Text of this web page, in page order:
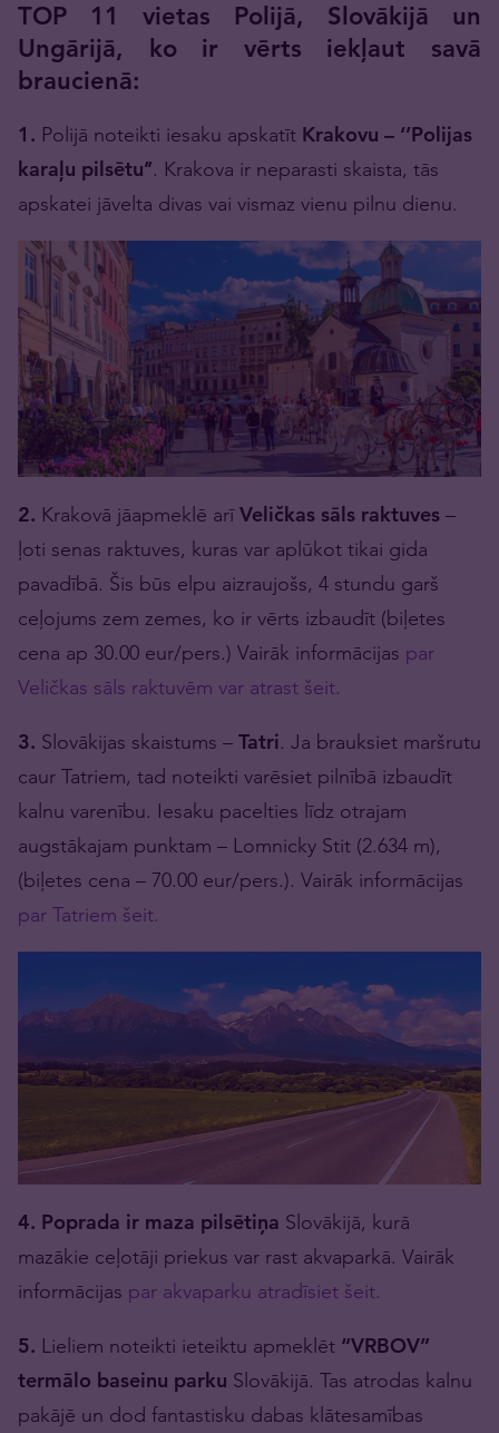
TOP 11 vietas Polijā, Slovākijā un
Ungārijā, ko ir vērts iekļaut savā
braucienā:
1. Polijā noteikti iesaku apskatīt Krakovu – ‘’Polijas
karaļu pilsētu’’. Krakova ir neparasti skaista, tās
apskatei jāvelta divas vai vismaz vienu pilnu dienu.
2. Krakovā jāapmeklē arīVeličkas sāls raktuves –
ļoti senas raktuves, kuras var aplūkot tikai gida
pavadībā. Šis būs elpu aizraujošs, 4 stundu garš
ceļojums zem zemes, ko ir vērts izbaudīt (biļetes
cena ap 30.00 eur/pers.) Vairāk informācijas par
Veličkas sāls raktuvēm var atrast šeit.
3. Slovākijas skaistums – Tatri. Ja brauksiet maršrutu
caur Tatriem, tad noteikti varēsiet pilnībā izbaudīt
kalnu varenību. Iesaku pacelties līdz otrajam
augstākajam punktam – Lomnicky Stit (2.634 m),
(biļetes cena – 70.00 eur/pers.). Vairāk informācijas
par Tatriem šeit.
4. Poprada ir maza pilsētiņa Slovākijā, kurā
mazākie ceļotāji priekus var rast akvaparkā. Vairāk
informācijas par akvaparku atradīsiet šeit.
5. Lieliem noteikti ieteiktu apmeklēt “VRBOV”
termālo baseinu parku Slovākijā. Tas atrodas kalnu
pakājē un dod fantastisku dabas klātesamības